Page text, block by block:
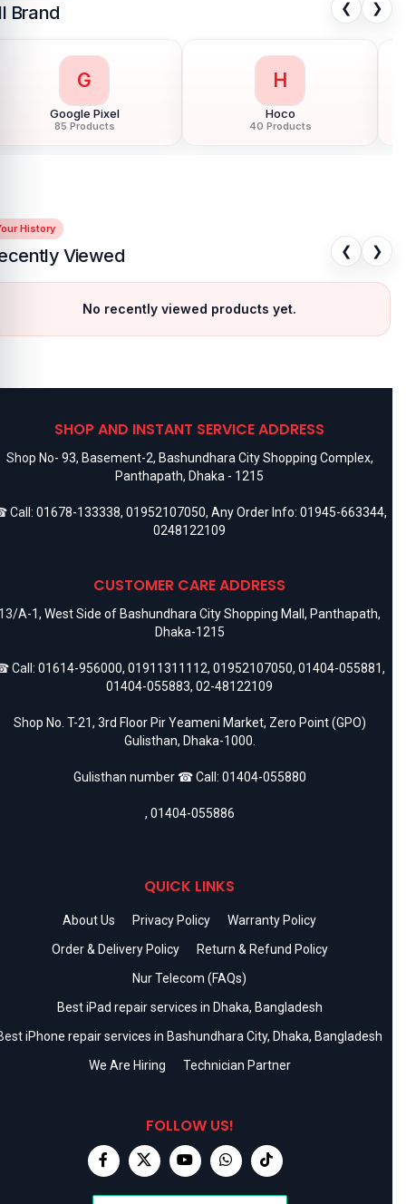
Brand ❮ ❯
G
Google Pixel
85 Products
H
Hoco
40 Products
History
Viewed ❮ ❯
No recently viewed products yet.
SHOP AND INSTANT SERVICE ADDRESS
Shop No- 93, Basement-2, Bashundhara City Shopping Complex,
Panthapath, Dhaka - 1215
Call: 01678-133338, 01952107050, Any Order Info: 01945-663344,
0248122109
CUSTOMER CARE ADDRESS
A-1, West Side of Bashundhara City Shopping Mall, Panthapath,
Dhaka-1215
Call: 01614-956000, 01911311112, 01952107050, 01404-055881,
01404-055883, 02-48122109
Shop No. T-21, 3rd Floor Pir Yeameni Market, Zero Point (GPO)
Gulisthan, Dhaka-1000.
Gulisthan number ☎ Call: 01404-055880
, 01404-055886
QUICK LINKS
About Us Privacy Policy
Warranty Policy
Order & Delivery Policy
Return & Refund Policy
Nur Telecom (FAQs)
Best iPad repair services in Dhaka, Bangladesh
iPhone repair services in Bashundhara City, Dhaka, Bangladesh
We Are Hiring
Technician Partner
FOLLOW US!